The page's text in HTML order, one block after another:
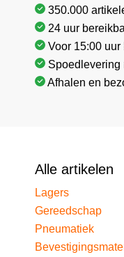
350.000
24 uur
Voor 15:00
Spoedlevering
Afhalen en
Alle artikelen
Lagers
Gereedschap
Pneumatiek